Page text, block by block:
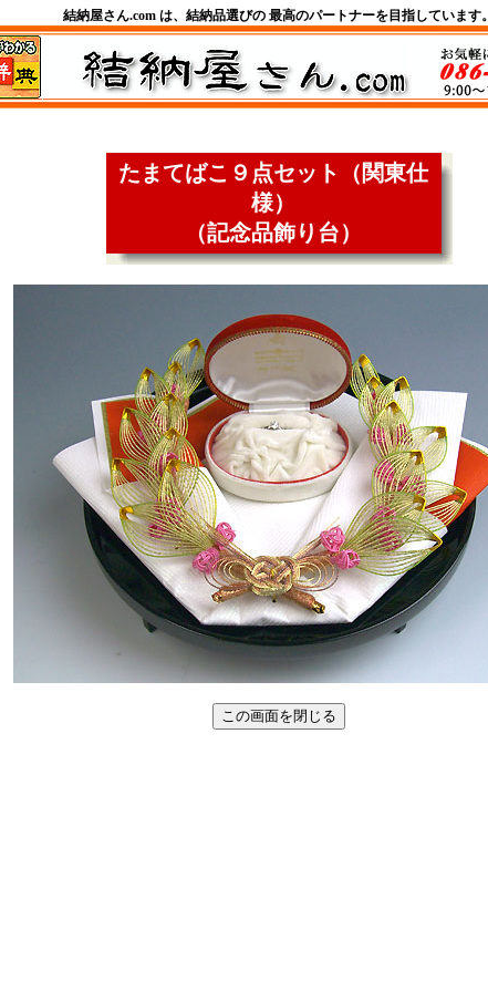
結納屋さん.com は、結納品選びの 最高のパートナーを目指しています。
たまてばこ９点セット（関東仕
様）
（記念品飾り台）